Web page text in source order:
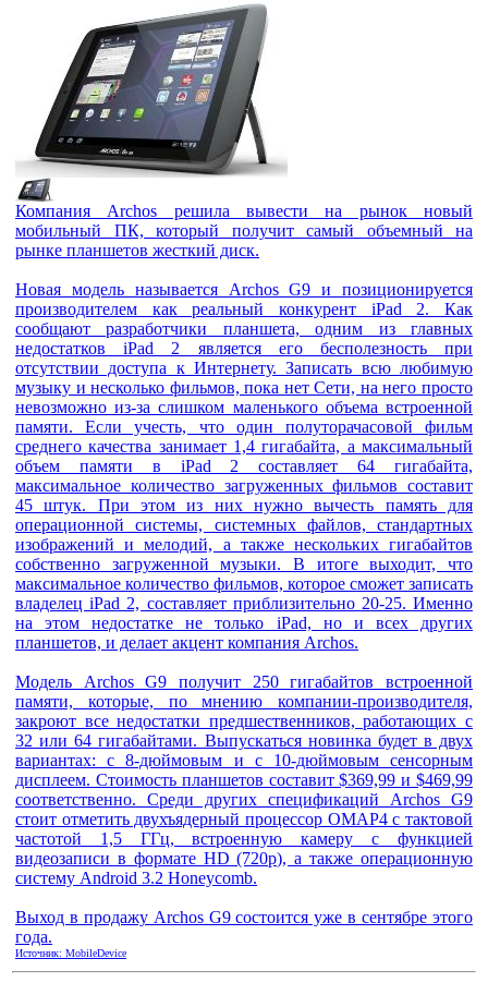
Компания Archos решила вывести на рынок новый
мобильный ПК, который получит самый объемный на
рынке планшетов жесткий диск.
Новая модель называется Archos G9 и позиционируется
производителем как реальный конкурент iPad 2. Как
сообщают разработчики планшета, одним из главных
недостатков iPad 2 является его бесполезность при
отсутствии доступа к Интернету. Записать всю любимую
музыку и несколько фильмов, пока нет Сети, на него просто
невозможно из-за слишком маленького объема встроенной
памяти. Если учесть, что один полуторачасовой фильм
среднего качества занимает 1,4 гигабайта, а максимальный
объем памяти в iPad 2 составляет 64 гигабайта,
максимальное количество загруженных фильмов составит
45 штук. При этом из них нужно вычесть память для
операционной системы, системных файлов, стандартных
изображений и мелодий, а также нескольких гигабайтов
собственно загруженной музыки. В итоге выходит, что
максимальное количество фильмов, которое сможет записать
владелец iPad 2, составляет приблизительно 20-25. Именно
на этом недостатке не только iPad, но и всех других
планшетов, и делает акцент компания Archos.
Модель Archos G9 получит 250 гигабайтов встроенной
памяти, которые, по мнению компании-производителя,
закроют все недостатки предшественников, работающих с
32 или 64 гигабайтами. Выпускаться новинка будет в двух
вариантах: с 8-дюймовым и с 10-дюймовым сенсорным
дисплеем. Стоимость планшетов составит $369,99 и $469,99
соответственно. Среди других спецификаций Archos G9
стоит отметить двухъядерный процессор OMAP4 с тактовой
частотой 1,5 ГГц, встроенную камеру с функцией
видеозаписи в формате HD (720p), а также операционную
систему Android 3.2 Honeycomb.
Выход в продажу Archos G9 состоится уже в сентябре этого
года.
Источник: MobileDevice